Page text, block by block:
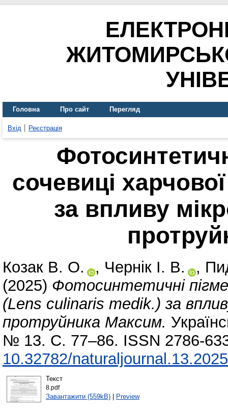
Головна Про сайт Перегляд
Вхід Реєстрація
сочевиці
за впливу
Козак В. О. , Чернік І. В. ,
(2025) Фотосинтетичні
(Lens culinaris medik.) за
протруйника Максим.
№ 13. С. 77–86. ISSN 2786-
10.32782/
Текст
8.pdf
Завантажити (559kB)| Preview